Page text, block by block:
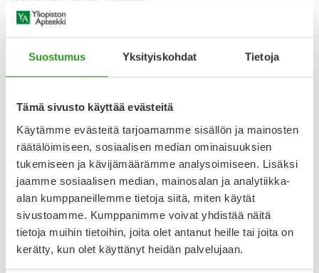
Suostumus Yksityiskohdat Tietoja
Tämä sivusto käyttää evästeitä
Käytämme evästeitä tarjoamamme sisällön ja mainosten
räätälöimiseen, sosiaalisen median ominaisuuksien
tukemiseen ja kävijämäärämme analysoimiseen. Lisäksi
jaamme sosiaalisen median, mainosalan ja analytiikka-
alan kumppaneillemme tietoja siitä, miten käytät
sivustoamme. Kumppanimme voivat yhdistää näitä
tietoja muihin tietoihin, joita olet antanut heille tai joita on
kerätty, kun olet käyttänyt heidän palvelujaan.
Näytä koko kuvaus
Lääkkeillä ja reseptillä ostetuilla tuotteilla ei ole
Varaa reseptilääke apteekkiin, maksa apteekissa
Katso kaikki SILDENAFIL STADA-tuotteet